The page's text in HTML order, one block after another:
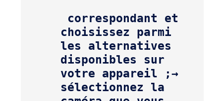
choisissez parmi
les alternatives
disponibles sur
votre appareil ;→
sélectionnez la